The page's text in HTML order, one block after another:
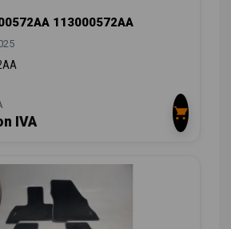
113000572AA
IVA